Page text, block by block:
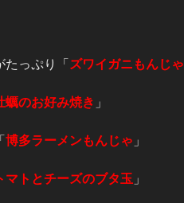
っぷり「 ズワイガニもんじゃ
蠣のお好み焼き 」
博多ラーメンもんじゃ 」
マトとチーズのブタ玉 」